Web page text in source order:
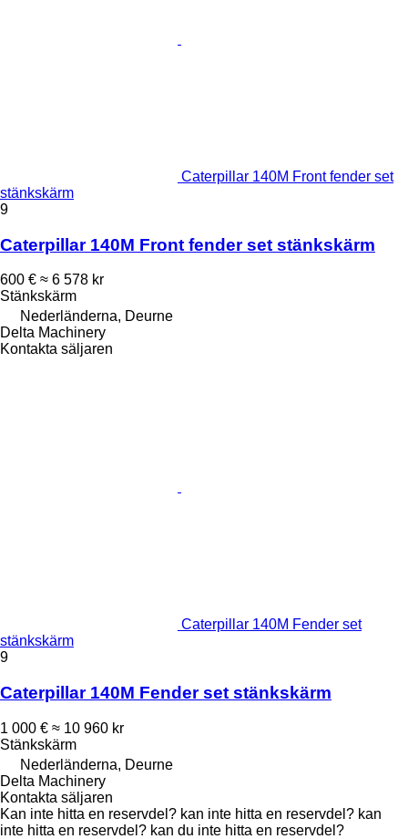
Caterpillar 140M Front fender set
stänkskärm
9
Caterpillar 140M Front fender set stänkskärm
600 € ≈ 6 578 kr
Stänkskärm
Nederländerna, Deurne
Delta Machinery
Kontakta säljaren
Caterpillar 140M Fender set
stänkskärm
9
Caterpillar 140M Fender set stänkskärm
1 000 € ≈ 10 960 kr
Stänkskärm
Nederländerna, Deurne
Delta Machinery
Kontakta säljaren
Kan inte hitta en reservdel? kan inte hitta en reservdel? kan
inte hitta en reservdel? kan du inte hitta en reservdel?